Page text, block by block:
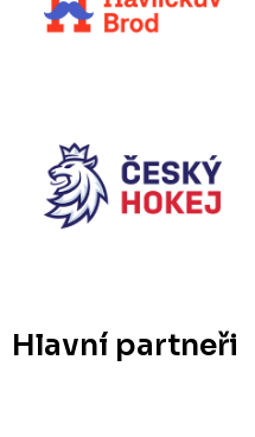
Hlavní partneři